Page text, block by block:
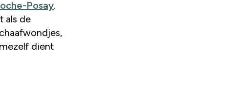
Posay.
als de
dient